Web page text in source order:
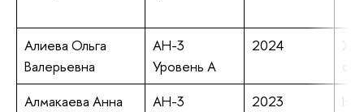
Алиева Ольга
Валерьевна
АН-3
Уровень А
2024
of
Алмакаева Анна
АН-3
2023
Is